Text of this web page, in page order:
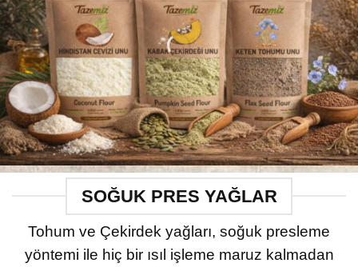
SOĞUK PRES YAĞLAR
Tohum ve Çekirdek yağları, soğuk presleme
yöntemi ile hiç bir ısıl işleme maruz kalmadan